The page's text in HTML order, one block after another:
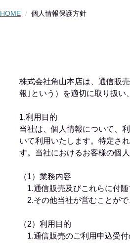
HOME 個人情報保護方針
株式会社角山本店は、通信販
報｣という）を適切に取り扱い
1.利用目的
当社は、個人情報について、
いて利用いたします。特定さ
す。当社におけるお客様の個
（1）業務内容
1.通信販売及びこれらに付随
2.その他当社が営むことがで
（2）利用目的
1.通信販売のご利用申込受付